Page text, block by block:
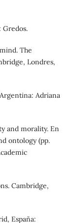
Gredos.
The
Londres,
Adriana
and morality. En
ontology (pp.
Cambridge,
España: